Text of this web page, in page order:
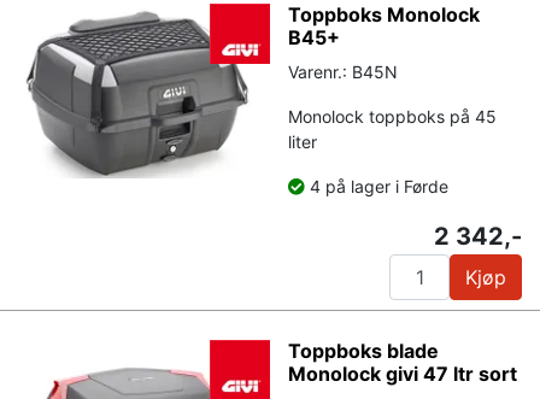
Toppboks Monolock
B45+
Varenr.: B45N
Monolock toppboks på 45
liter
4 på lager i Førde
2 342,-
Kjøp
Toppboks blade
Monolock givi 47 ltr sort